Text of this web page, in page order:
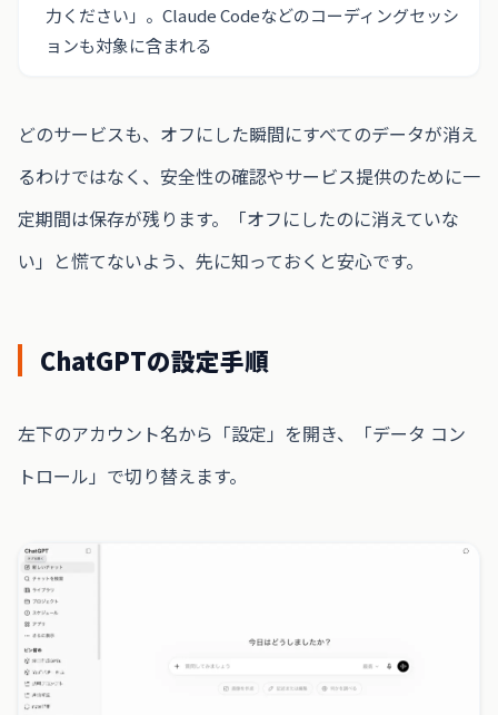
力ください」。Claude Codeなどのコーディングセッシ
ョンも対象に含まれる
どのサービスも、オフにした瞬間にすべてのデータが消え
るわけではなく、安全性の確認やサービス提供のために一
定期間は保存が残ります。「オフにしたのに消えていな
い」と慌てないよう、先に知っておくと安心です。
ChatGPTの設定手順
左下のアカウント名から「設定」を開き、「データ コン
トロール」で切り替えます。